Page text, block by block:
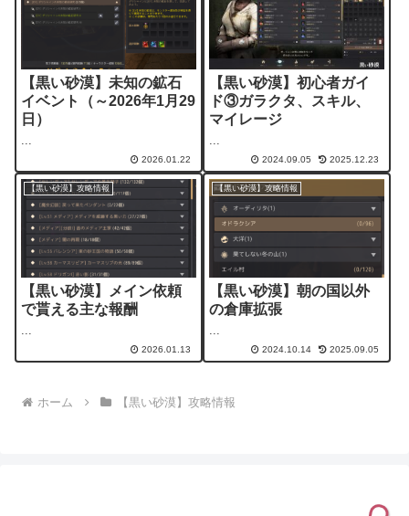
【黒い砂漠】未知の鉱石
イベント（～2026年1月29
日）
...
2026.01.22
【黒い砂漠】初心者ガイ
ド③ガラクタ、スキル、
マイレージ
...
2024.09.05 2025.12.23
【黒い砂漠】攻略情報
【黒い砂漠】メイン依頼
で貰える主な報酬
...
2026.01.13
【黒い砂漠】攻略情報
【黒い砂漠】朝の国以外
の倉庫拡張
...
2024.10.14 2025.09.05
ホーム 【黒い砂漠】攻略情報